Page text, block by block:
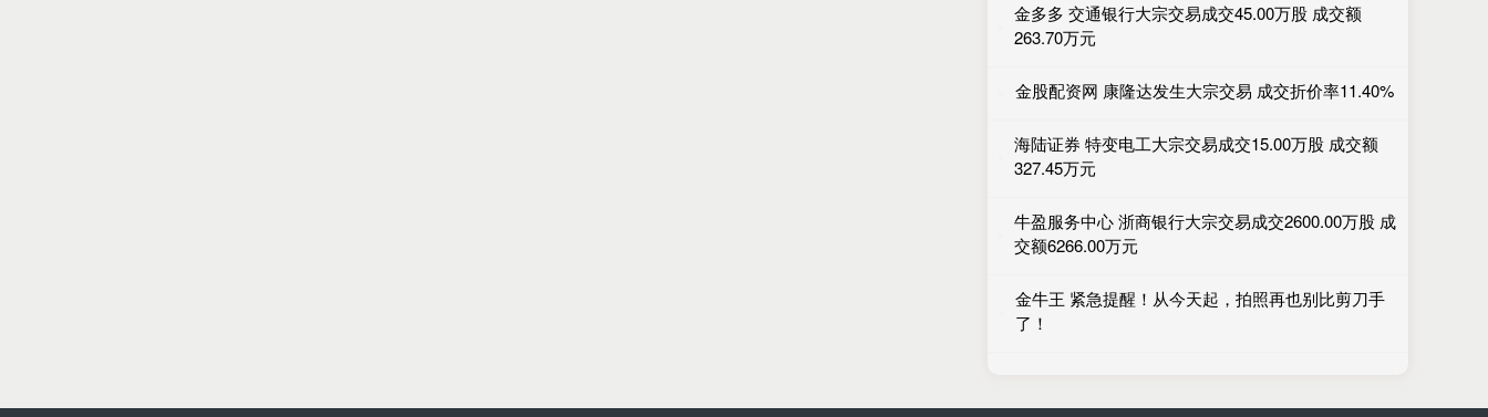
金多多 交通银行大宗交易成交45.00万股 成交额
263.70万元
金股配资网 康隆达发生大宗交易 成交折价率11.40%
海陆证券 特变电工大宗交易成交15.00万股 成交额
327.45万元
牛盈服务中心 浙商银行大宗交易成交2600.00万股 成
交额6266.00万元
金牛王 紧急提醒！从今天起，拍照再也别比剪刀手
了！